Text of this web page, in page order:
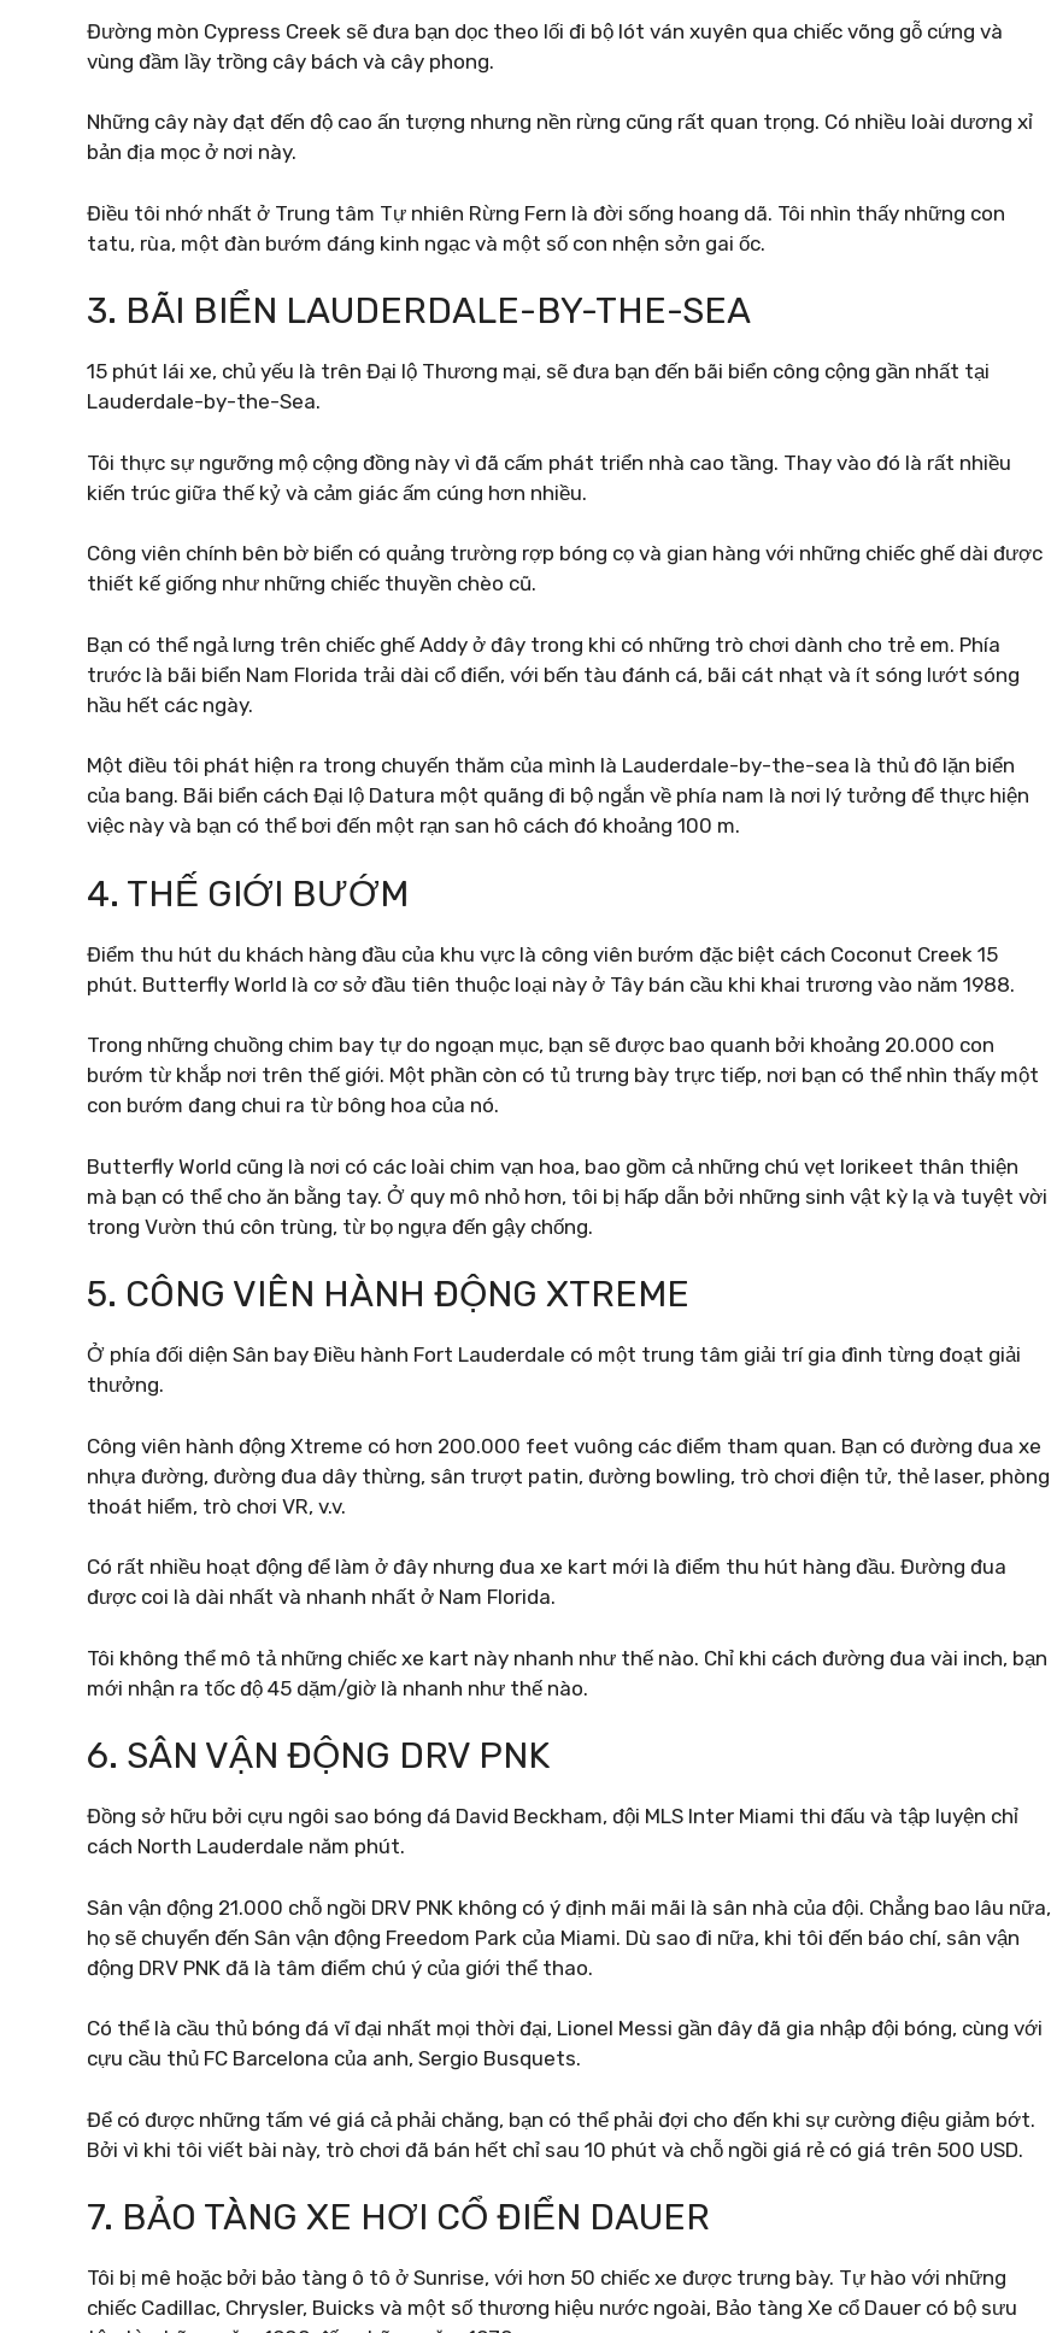
Đường mòn Cypress Creek sẽ đưa bạn dọc theo lối đi bộ lót ván xuyên qua chiếc võng gỗ cứng và
vùng đầm lầy trồng cây bách và cây phong.
Những cây này đạt đến độ cao ấn tượng nhưng nền rừng cũng rất quan trọng. Có nhiều loài dương xỉ
bản địa mọc ở nơi này.
Điều tôi nhớ nhất ở Trung tâm Tự nhiên Rừng Fern là đời sống hoang dã. Tôi nhìn thấy những con
tatu, rùa, một đàn bướm đáng kinh ngạc và một số con nhện sởn gai ốc.
3. BÃI BIỂN LAUDERDALE-BY-THE-SEA
15 phút lái xe, chủ yếu là trên Đại lộ Thương mại, sẽ đưa bạn đến bãi biển công cộng gần nhất tại
Lauderdale-by-the-Sea.
Tôi thực sự ngưỡng mộ cộng đồng này vì đã cấm phát triển nhà cao tầng. Thay vào đó là rất nhiều
kiến ​​trúc giữa thế kỷ và cảm giác ấm cúng hơn nhiều.
Công viên chính bên bờ biển có quảng trường rợp bóng cọ và gian hàng với những chiếc ghế dài được
thiết kế giống như những chiếc thuyền chèo cũ.
Bạn có thể ngả lưng trên chiếc ghế Addy ở đây trong khi có những trò chơi dành cho trẻ em. Phía
trước là bãi biển Nam Florida trải dài cổ điển, với bến tàu đánh cá, bãi cát nhạt và ít sóng lướt sóng
hầu hết các ngày.
Một điều tôi phát hiện ra trong chuyến thăm của mình là Lauderdale-by-the-sea là thủ đô lặn biển
của bang. Bãi biển cách Đại lộ Datura một quãng đi bộ ngắn về phía nam là nơi lý tưởng để thực hiện
việc này và bạn có thể bơi đến một rạn san hô cách đó khoảng 100 m.
4. THẾ GIỚI BƯỚM
Điểm thu hút du khách hàng đầu của khu vực là công viên bướm đặc biệt cách Coconut Creek 15
phút. Butterfly World là cơ sở đầu tiên thuộc loại này ở Tây bán cầu khi khai trương vào năm 1988.
Trong những chuồng chim bay tự do ngoạn mục, bạn sẽ được bao quanh bởi khoảng 20.000 con
bướm từ khắp nơi trên thế giới. Một phần còn có tủ trưng bày trực tiếp, nơi bạn có thể nhìn thấy một
con bướm đang chui ra từ bông hoa của nó.
Butterfly World cũng là nơi có các loài chim vạn hoa, bao gồm cả những chú vẹt lorikeet thân thiện
mà bạn có thể cho ăn bằng tay. Ở quy mô nhỏ hơn, tôi bị hấp dẫn bởi những sinh vật kỳ lạ và tuyệt vời
trong Vườn thú côn trùng, từ bọ ngựa đến gậy chống.
5. CÔNG VIÊN HÀNH ĐỘNG XTREME
Ở phía đối diện Sân bay Điều hành Fort Lauderdale có một trung tâm giải trí gia đình từng đoạt giải
thưởng.
Công viên hành động Xtreme có hơn 200.000 feet vuông các điểm tham quan. Bạn có đường đua xe
nhựa đường, đường đua dây thừng, sân trượt patin, đường bowling, trò chơi điện tử, thẻ laser, phòng
thoát hiểm, trò chơi VR, v.v.
Có rất nhiều hoạt động để làm ở đây nhưng đua xe kart mới là điểm thu hút hàng đầu. Đường đua
được coi là dài nhất và nhanh nhất ở Nam Florida.
Tôi không thể mô tả những chiếc xe kart này nhanh như thế nào. Chỉ khi cách đường đua vài inch, bạn
mới nhận ra tốc độ 45 dặm/giờ là nhanh như thế nào.
6. SÂN VẬN ĐỘNG DRV PNK
Đồng sở hữu bởi cựu ngôi sao bóng đá David Beckham, đội MLS Inter Miami thi đấu và tập luyện chỉ
cách North Lauderdale năm phút.
Sân vận động 21.000 chỗ ngồi DRV PNK không có ý định mãi mãi là sân nhà của đội. Chẳng bao lâu nữa,
họ sẽ chuyển đến Sân vận động Freedom Park của Miami. Dù sao đi nữa, khi tôi đến báo chí, sân vận
động DRV PNK đã là tâm điểm chú ý của giới thể thao.
Có thể là cầu thủ bóng đá vĩ đại nhất mọi thời đại, Lionel Messi gần đây đã gia nhập đội bóng, cùng với
cựu cầu thủ FC Barcelona của anh, Sergio Busquets.
Để có được những tấm vé giá cả phải chăng, bạn có thể phải đợi cho đến khi sự cường điệu giảm bớt.
Bởi vì khi tôi viết bài này, trò chơi đã bán hết chỉ sau 10 phút và chỗ ngồi giá rẻ có giá trên 500 USD.
7. BẢO TÀNG XE HƠI CỔ ĐIỂN DAUER
Tôi bị mê hoặc bởi bảo tàng ô tô ở Sunrise, với hơn 50 chiếc xe được trưng bày. Tự hào với những
chiếc Cadillac, Chrysler, Buicks và một số thương hiệu nước ngoài, Bảo tàng Xe cổ Dauer có bộ sưu